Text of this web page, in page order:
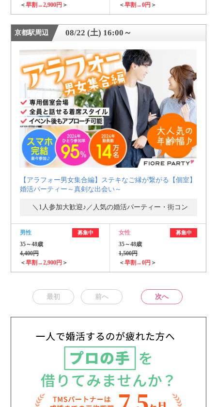
＜早割→2,900円 ＞
＜早割→0円 ＞
京都駅周辺 08/22 (土) 16:00～
【アラフォー男女集合編】ステキなご縁が繋がる【個室】
婚活パーティー～真剣な出会い～
＼1人参加大歓迎♪／人気の婚活パーティー・街コン
男性 募集中
35～48歳
4,400円
＜早割→2,900円 ＞
女性 募集中
35～48歳
1,500円
＜早割→0円 ＞
最初 前へ 次へ